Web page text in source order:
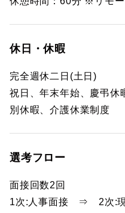
休日・休暇
完全週休二日(土日)
祝日、年末年始、慶弔休
別休暇、介護休業制度
選考フロー
面接回数2回
1次:人事面接 ⇒ 2次:現